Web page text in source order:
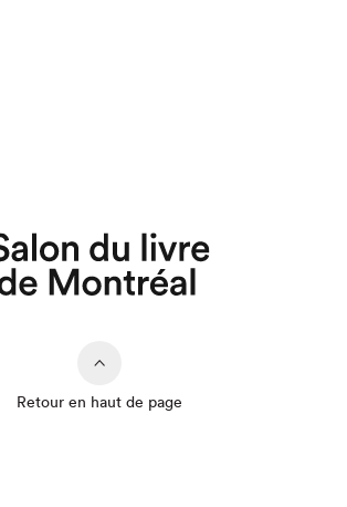
Retour en haut de page